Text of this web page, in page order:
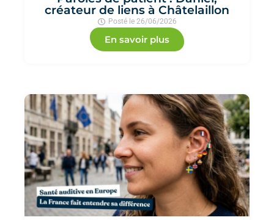
créateur de liens à Châtelaillon
Posté le 26/06/2026
En savoir plus